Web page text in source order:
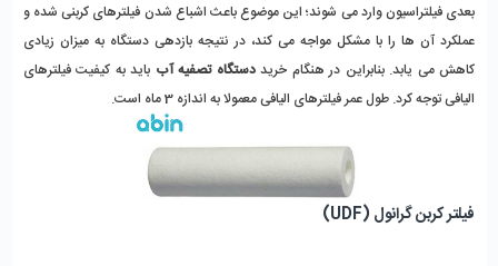
بعدی فیلتراسیون وارد می شوند؛ این موضوع باعث اشباع شدن فیلترهای کربنی شده و
عملکرد آن ها را با مشکل مواجه می کند، در نتیجه بازدهی دستگاه به میزان زیادی
کاهش می یابد. بنابراین در هنگام خریددستگاه تصفیه آب باید به کیفیت فیلترهای
الیافی توجه کرد. طول عمر فیلترهای الیافی معمولا به اندازه 3 ماه است.
فیلتر کربن گرانول (UDF)